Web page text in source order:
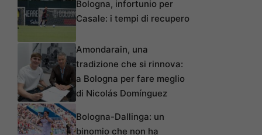
Bologna, infortunio per
Casale: i tempi di recupero
Amondarain, una
tradizione che si rinnova:
a Bologna per fare meglio
di Nicolás Domínguez
Bologna-Dallinga: un
binomio che non ha